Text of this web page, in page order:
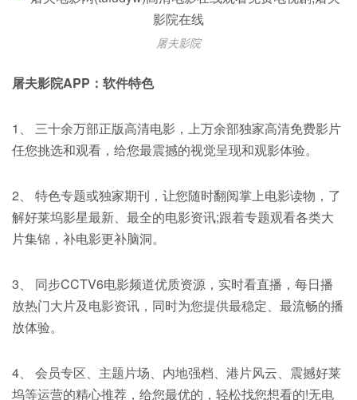
屠夫影院
屠夫影院APP：软件特色
1、 三十余万部正版高清电影，上万余部独家高清免费影片
任您挑选和观看，给您最震撼的视觉呈现和观影体验。
2、 特色专题或独家期刊，让您随时翻阅掌上电影读物，了
解好莱坞影星最新、最全的电影资讯;跟着专题观看各类大
片集锦，补电影更补脑洞。
3、 同步CCTV6电影频道优质资源，实时看直播，每日播
放热门大片及电影资讯，同时为您提供最稳定、最流畅的播
放体验。
4、 会员专区、主题片场、内地强档、港片风云、震撼好莱
坞等运营的精心推荐，给您最优的，轻松找您想看的!无电